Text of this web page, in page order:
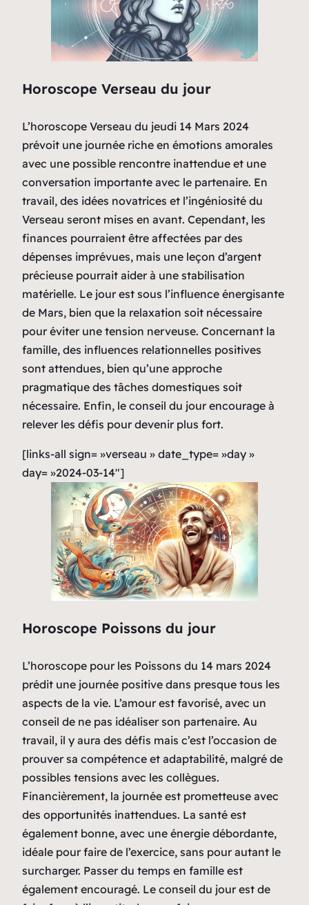
Horoscope Verseau du jour
L’horoscope Verseau du jeudi 14 Mars 2024
prévoit une journée riche en émotions amorales
avec une possible rencontre inattendue et une
conversation importante avec le partenaire. En
travail, des idées novatrices et l’ingéniosité du
Verseau seront mises en avant. Cependant, les
finances pourraient être affectées par des
dépenses imprévues, mais une leçon d’argent
précieuse pourrait aider à une stabilisation
matérielle. Le jour est sous l’influence énergisante
de Mars, bien que la relaxation soit nécessaire
pour éviter une tension nerveuse. Concernant la
famille, des influences relationnelles positives
sont attendues, bien qu’une approche
pragmatique des tâches domestiques soit
nécessaire. Enfin, le conseil du jour encourage à
relever les défis pour devenir plus fort.
[links-all sign= »verseau » date_type= »day »
day= »2024-03-14″]
Horoscope Poissons du jour
L’horoscope pour les Poissons du 14 mars 2024
prédit une journée positive dans presque tous les
aspects de la vie. L’amour est favorisé, avec un
conseil de ne pas idéaliser son partenaire. Au
travail, il y aura des défis mais c’est l’occasion de
prouver sa compétence et adaptabilité, malgré de
possibles tensions avec les collègues.
Financièrement, la journée est prometteuse avec
des opportunités inattendues. La santé est
également bonne, avec une énergie débordante,
idéale pour faire de l’exercice, sans pour autant le
surcharger. Passer du temps en famille est
également encouragé. Le conseil du jour est de